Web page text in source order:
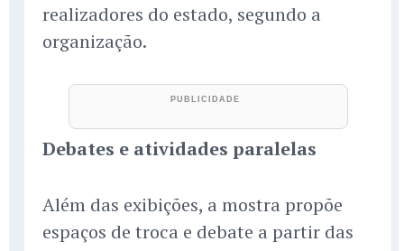
realizadores do estado, segundo a
organização.
Debates e atividades paralelas
Além das exibições, a mostra propõe
espaços de troca e debate a partir das